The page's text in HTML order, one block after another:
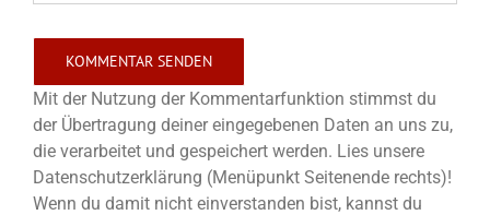
Mit der Nutzung der Kommentarfunktion stimmst du
der Übertragung deiner eingegebenen Daten an uns zu,
die verarbeitet und gespeichert werden. Lies unsere
Datenschutzerklärung (Menüpunkt Seitenende rechts)!
Wenn du damit nicht einverstanden bist, kannst du